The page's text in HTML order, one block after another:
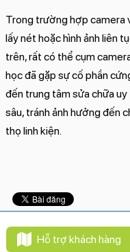
Trong trường hợp camera
lấy nét hoặc hình ảnh liên
trên, rất có thể cụm
học đã gặp sự cố phần
đến trung tâm sửa chữa
sâu, tránh ảnh hưởng đến
thọ linh kiện.
Hỗ trợ khách hàng